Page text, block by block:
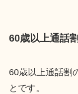
60歳以上通話
60歳以上通話割
とです。